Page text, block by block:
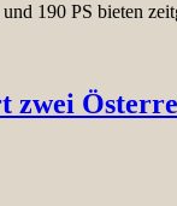
190 PS bieten
zwei